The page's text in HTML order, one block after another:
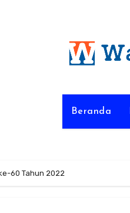
Beranda
60 Tahun 2022